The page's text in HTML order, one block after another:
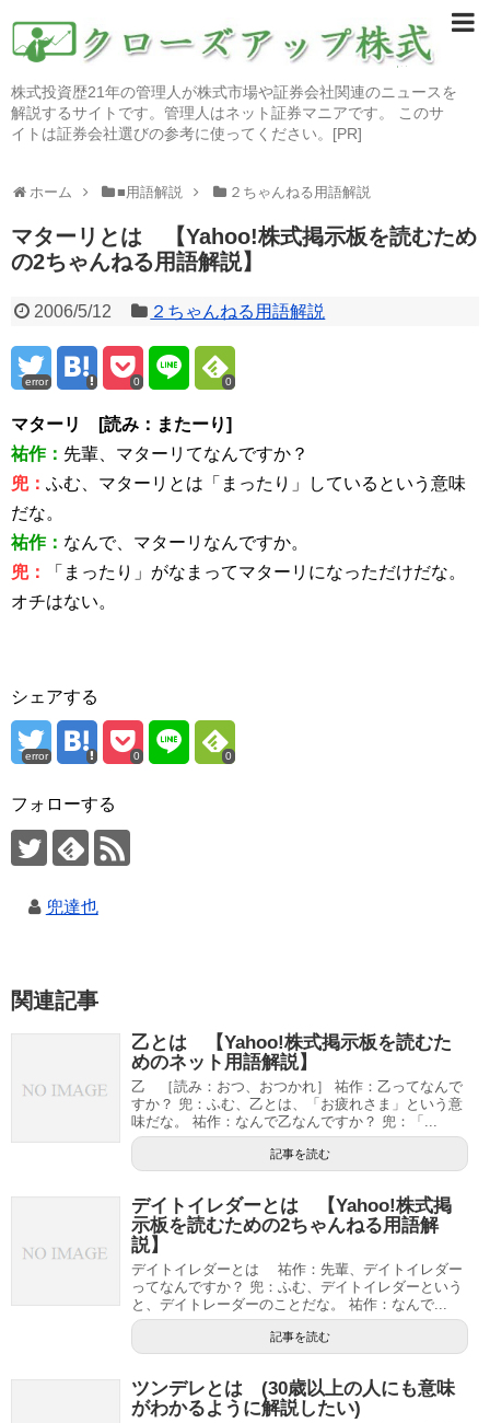
株式投資歴21年の管理人が株式市場や証券会社関連のニュースを
解説するサイトです。管理人はネット証券マニアです。 このサ
イトは証券会社選びの参考に使ってください。[PR]
ホーム ■用語解説 ２ちゃんねる用語解説
マターリとは 【Yahoo!株式掲示板を読むため
の2ちゃんねる用語解説】
2006/5/12 ２ちゃんねる用語解説
error 0 0
マターリ [読み：またーり]
祐作： 先輩、マターリてなんですか？
兜： ふむ、マターリとは「まったり」しているという意味
だな。
祐作： なんで、マターリなんですか。
兜：
「まったり」がなまってマターリになっただけだな。
オチはない。
シェアする
error 0 0
フォローする
兜達也
関連記事
乙とは 【Yahoo!株式掲示板を読むた
めのネット用語解説】
乙 ［読み：おつ、おつかれ］ 祐作：乙ってなんで
すか？ 兜：ふむ、乙とは、「お疲れさま」という意
味だな。 祐作：なんで乙なんですか？ 兜：「...
記事を読む
デイトイレダーとは 【Yahoo!株式掲
示板を読むための2ちゃんねる用語解
説】
デイトイレダーとは 祐作：先輩、デイトイレダー
ってなんですか？ 兜：ふむ、デイトイレダーという
と、デイトレーダーのことだな。 祐作：なんで...
記事を読む
ツンデレとは (30歳以上の人にも意味
がわかるように解説したい)